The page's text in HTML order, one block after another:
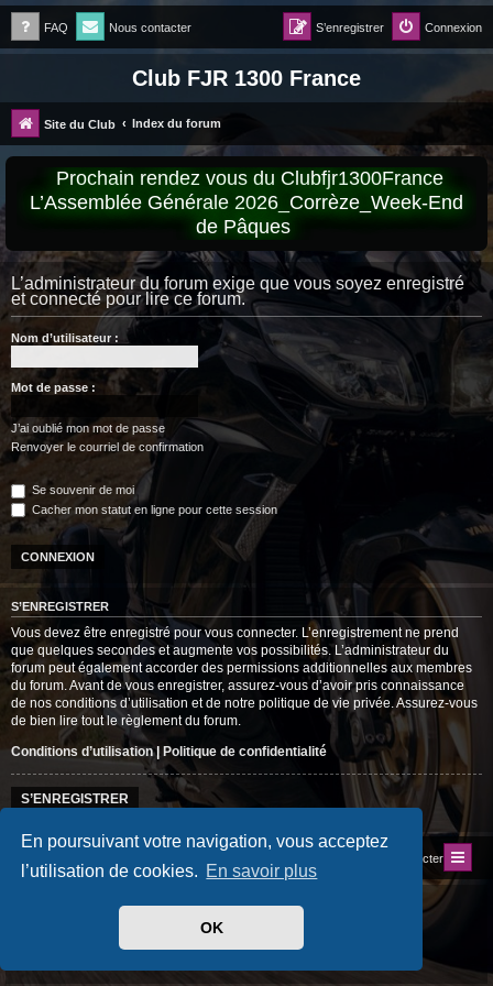
En poursuivant votre navigation, vous acceptez
l’utilisation de cookies. En savoir plus
OK
FAQ Nous contacter Connexion
S’enregistrer
Club FJR 1300 France
Site du Club Index du forum
Prochain rendez vous du Clubfjr1300France
L’Assemblée Générale 2026_Corrèze_Week-End
de Pâques
L’administrateur du forum exige que vous soyez enregistré
et connecté pour lire ce forum.
Nom d’utilisateur :
Mot de passe :
J’ai oublié mon mot de passe
Renvoyer le courriel de confirmation
Se souvenir de moi
Cacher mon statut en ligne pour cette session
S’ENREGISTRER
Vous devez être enregistré pour vous connecter. L’enregistrement ne prend
que quelques secondes et augmente vos possibilités. L’administrateur du
forum peut également accorder des permissions additionnelles aux membres
du forum. Avant de vous enregistrer, assurez-vous d’avoir pris connaissance
de nos conditions d’utilisation et de notre politique de vie privée. Assurez-vous
de bien lire tout le règlement du forum.
Conditions d’utilisation| Politique de confidentialité
S’ENREGISTRER
Nous contacter
Drapeaux des Pays par Sylver35» V 1.6.0